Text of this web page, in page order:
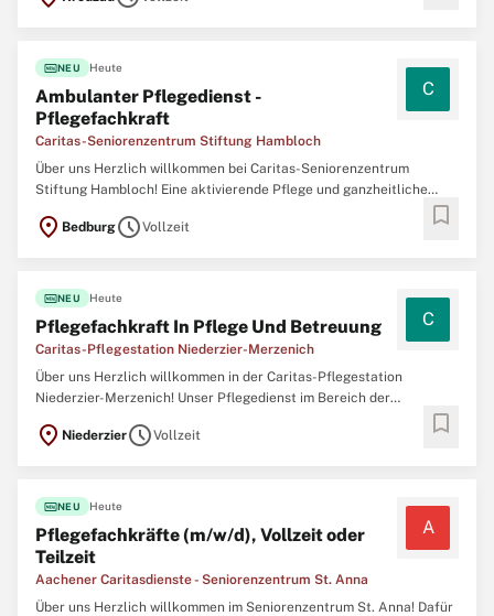
fiber_newNEU Heute
Ambulanter Pflegedienst -
Pflegefachkraft
Caritas-Seniorenzentrum Stiftung Hambloch
C
Über uns Herzlich willkommen bei Caritas-Seniorenzentrum
Stiftung Hambloch! Eine aktivierende Pflege und ganzheitliche
Angehörigen und den Ärzt:innen geplant. Dafür arbeitet unser 40-
location_on BedburgscheduleVollzeit bookmark
fiber_newNEU Heute
Pflegefachkraft In Pflege Und Betreuung
Caritas-Pflegestation Niederzier-Merzenich
C
Über uns Herzlich willkommen in der Caritas-Pflegestation
Niederzier-Merzenich! Unser Pflegedienst im Bereich der
ambulanten Pflege und Betreuung liegt im schönen Niederzier und
gibt täglich sein Bestes bei der Zusammenarbeit mit
location_on NiederzierscheduleVollzeit bookmark
fiber_newNEU Heute
Pflegefachkräfte (m/w/d), Vollzeit oder
Teilzeit
Aachener Caritasdienste - Seniorenzentrum St. Anna
A
Über uns Herzlich willkommen im Seniorenzentrum St. Anna! Dafür